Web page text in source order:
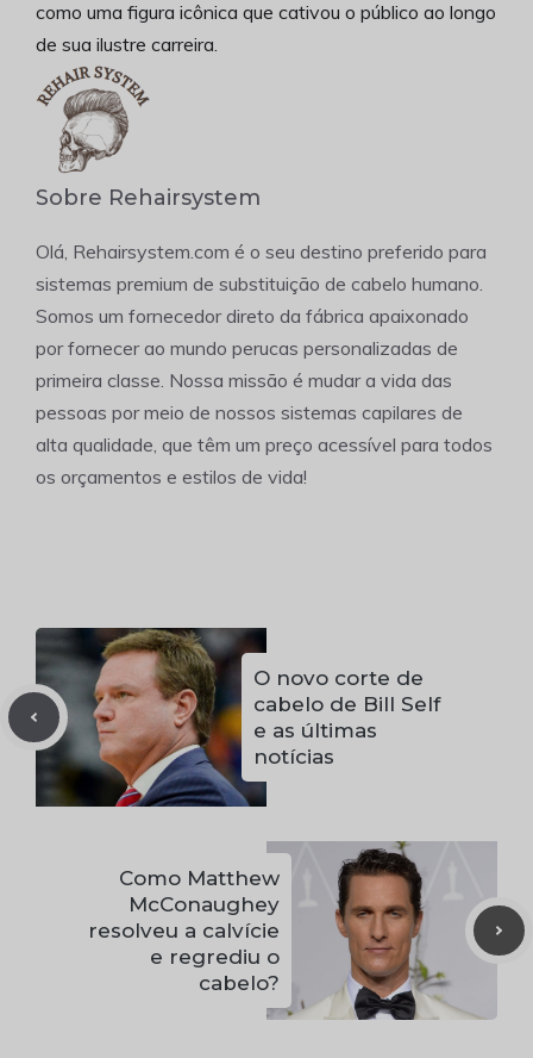
como uma figura icônica que cativou o público ao longo
de sua ilustre carreira.
Sobre Rehairsystem
Olá, Rehairsystem.com é o seu destino preferido para
sistemas premium de substituição de cabelo humano.
Somos um fornecedor direto da fábrica apaixonado
por fornecer ao mundo perucas personalizadas de
primeira classe. Nossa missão é mudar a vida das
pessoas por meio de nossos sistemas capilares de
alta qualidade, que têm um preço acessível para todos
os orçamentos e estilos de vida!
O novo corte de
cabelo de Bill Self
e as últimas
notícias
Como Matthew
McConaughey
resolveu a calvície
e regrediu o
cabelo?